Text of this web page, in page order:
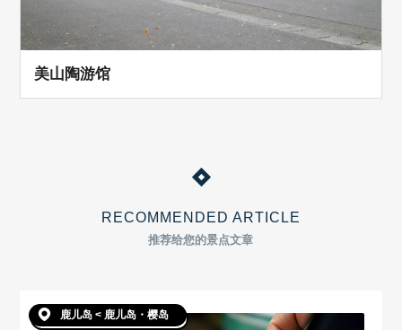
美山陶游馆
RECOMMENDED ARTICLE
推荐给您的景点文章
鹿儿岛 < 鹿儿岛・樱岛